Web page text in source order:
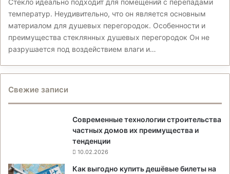
температур. Неудивительно, что он является основным
материалом для душевых перегородок. Особенности и
преимущества стеклянных душевых перегородок Он не
разрушается под воздействием влаги и…
Свежие записи
Современные технологии строительства
частных домов их преимущества и
тенденции
10.02.2026
Как выгодно купить дешёвые билеты на